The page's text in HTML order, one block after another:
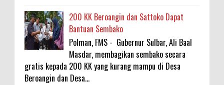
200 KK Beroangin dan Sattoko Dapat
Bantuan Sembako
Polman, FMS - Gubernur Sulbar, Ali Baal
Masdar, membagikan sembako secara
gratis kepada 200 KK yang kurang mampu di Desa
Beroangin dan Desa...